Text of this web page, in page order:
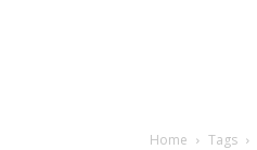
Home Tags